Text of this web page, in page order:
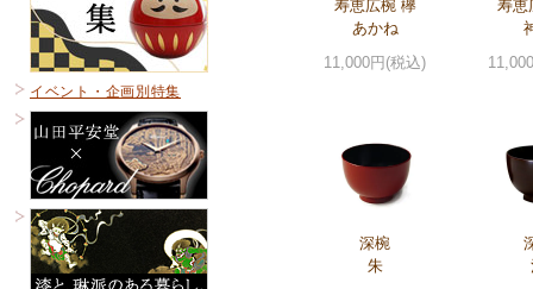
イベント・企画別特集
寿恵広椀 欅
あかね
11,000円(税込)
寿恵
深椀
朱